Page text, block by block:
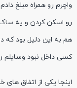
واچرم رو همراه مبلغ
رو اسکن کردن و یه
هم به این دلیل بود که
کسی داخل نبود وسایلم
اینجا یکی از اتفاق های